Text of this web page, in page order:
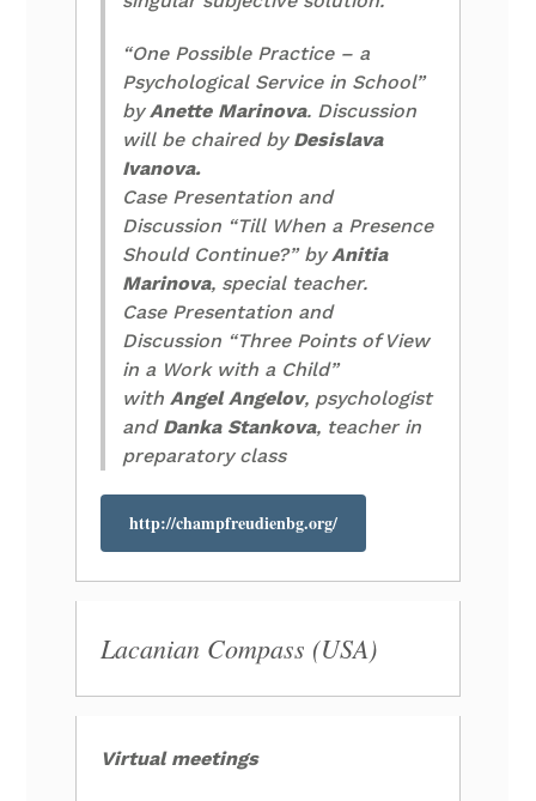
“One Possible Practice – a
Psychological Service in School”
byAnette Marinova. Discussion
will be chaired by Desislava
Ivanova.
Case Presentation and
Discussion “Till When a Presence
Should Continue?” byAnitia
Marinova, special teacher.
Case Presentation and
Discussion “Three Points of View
in a Work with a Child”
withAngel Angelov, psychologist
and Danka Stankova, teacher in
preparatory class
http://champfreudienbg.org/
Lacanian Compass (USA)
Virtual meetings